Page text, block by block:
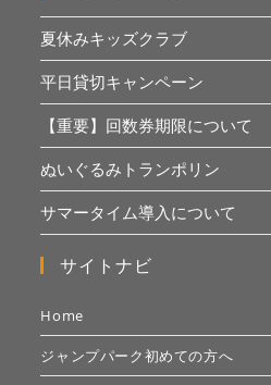
夏休みキッズクラブ
平日貸切キャンペーン
【重要】回数券期限について
ぬいぐるみトランポリン
サマータイム導入について
サイトナビ
Home
ジャンプパーク初めての方へ